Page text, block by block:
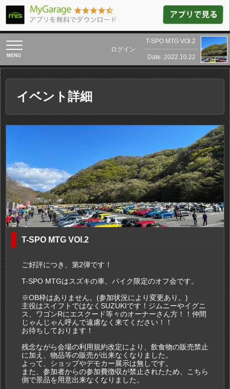
toggle
navigation
ログイン
T-SPO MTG VOl.2
Date: 2022.10.22
イベント詳細
T-SPO MTG VOl.2
ご好評につき、第2弾です！
T-SPO MTGはスズキの車、バイク限定のオフ会です。
※OB枠はありません。(参加状況により変更あり。)
主役はスイフトではなくSUZUKIです！ジムニーやイグニ
ス、ワゴンRにエスクード等々のオーナーさん方！！仲間
じゃんじゃん呼んで遠慮なく来てください！！
お待ちしております！
残念ながら会場の利用規約改定により、飲食物の販売禁止
に加え、物品等の販売が出来なくなりました。
よって、ショップやデモカー展示は無しです。
また、参加者からの参加費徴収が禁止されたため、こちら
側で景品を用意出来なくなりました。